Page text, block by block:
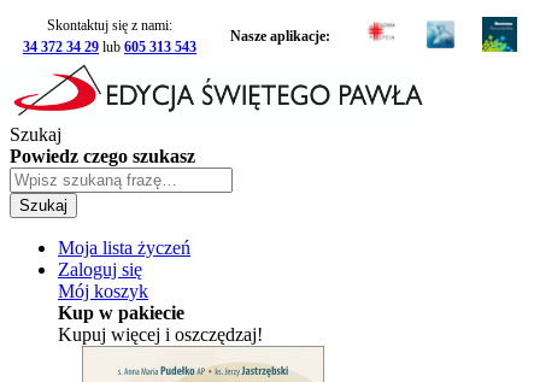
Skontaktuj się z nami:
34 372 34 29 lub 605 313 543
Nasze aplikacje:
Szukaj
Powiedz czego szukasz
Szukaj
Moja lista życzeń
Zaloguj się
Mój koszyk
Kup w pakiecie
Kupuj więcej i oszczędzaj!